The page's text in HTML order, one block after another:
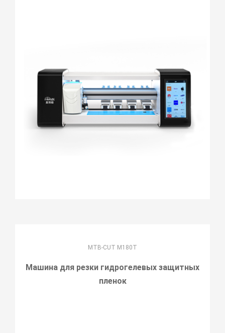
MTB-CUT M180T
Машина для резки гидрогелевых защитных
пленок